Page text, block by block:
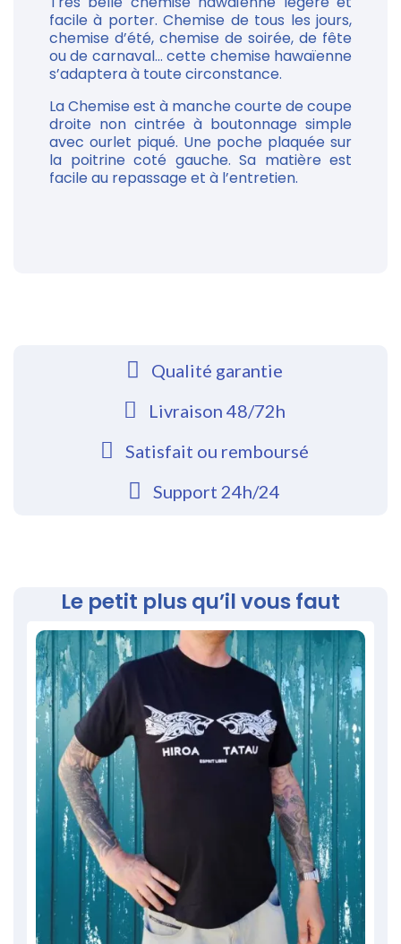
facile à porter. Chemise de tous les jours,
chemise d’été, chemise de soirée, de fête
ou de carnaval... cette chemise hawaïenne
s’adaptera à toute circonstance.
La Chemise est à manche courte de coupe
droite non cintrée à boutonnage simple
avec ourlet piqué. Une poche plaquée sur
la poitrine coté gauche. Sa matière est
facile au repassage et à l’entretien.
Qualité garantie
Livraison 48/72h
Satisfait ou remboursé
Support 24h/24
Le petit plus qu’il vous faut